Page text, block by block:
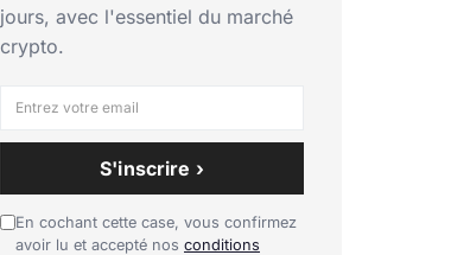
jours, avec l'essentiel du marché
crypto.
S'inscrire ›
En cochant cette case, vous confirmez
avoir lu et accepté nos conditions